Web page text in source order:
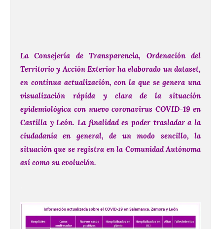
La Consejería de Transparencia, Ordenación del
Territorio y Acción Exterior ha elaborado un dataset,
en continua actualización, con la que se genera una
visualización rápida y clara de la situación
epidemiológica con nuevo coronavirus COVID-19 en
Castilla y León. La finalidad es poder trasladar a la
ciudadanía en general, de un modo sencillo, la
situación que se registra en la Comunidad Autónoma
así como su evolución.